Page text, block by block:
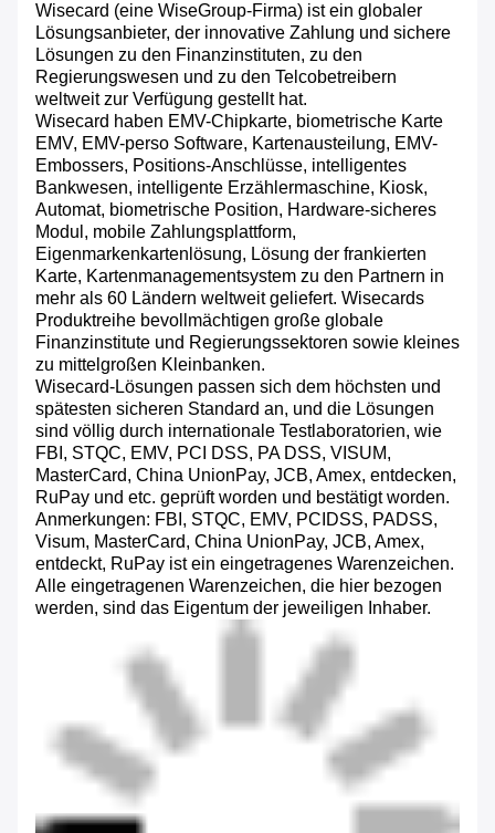
Wisecard (eine WiseGroup-Firma) ist ein globaler
Lösungsanbieter, der innovative Zahlung und sichere
Lösungen zu den Finanzinstituten, zu den
Regierungswesen und zu den Telcobetreibern
weltweit zur Verfügung gestellt hat.
Wisecard haben EMV-Chipkarte, biometrische Karte
EMV, EMV-perso Software, Kartenausteilung, EMV-
Embossers, Positions-Anschlüsse, intelligentes
Bankwesen, intelligente Erzählermaschine, Kiosk,
Automat, biometrische Position, Hardware-sicheres
Modul, mobile Zahlungsplattform,
Eigenmarkenkartenlösung, Lösung der frankierten
Karte, Kartenmanagementsystem zu den Partnern in
mehr als 60 Ländern weltweit geliefert. Wisecards
Produktreihe bevollmächtigen große globale
Finanzinstitute und Regierungssektoren sowie kleines
zu mittelgroßen Kleinbanken.
Wisecard-Lösungen passen sich dem höchsten und
spätesten sicheren Standard an, und die Lösungen
sind völlig durch internationale Testlaboratorien, wie
FBI, STQC, EMV, PCI DSS, PA DSS, VISUM,
MasterCard, China UnionPay, JCB, Amex, entdecken,
RuPay und etc. geprüft worden und bestätigt worden.
Anmerkungen: FBI, STQC, EMV, PCIDSS, PADSS,
Visum, MasterCard, China UnionPay, JCB, Amex,
entdeckt, RuPay ist ein eingetragenes Warenzeichen.
Alle eingetragenen Warenzeichen, die hier bezogen
werden, sind das Eigentum der jeweiligen Inhaber.